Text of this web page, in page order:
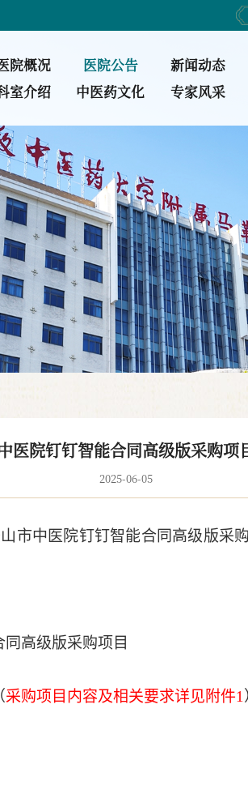
院概况 医院公告 新闻动态
室介绍
中医药文化 专家风采
医院钉钉智能合同高级版采购项
2025-06-05
市中医院钉钉智能合同高级版采
高级版采购项目
采购项目内容及相关要求详见附件1